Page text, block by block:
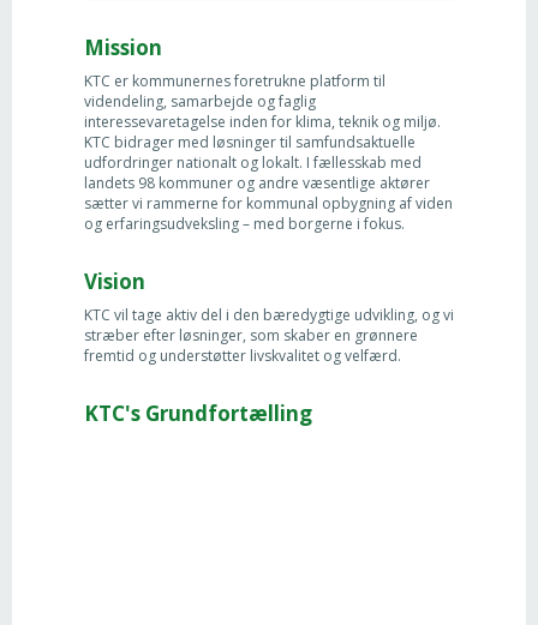
Mission
KTC er kommunernes foretrukne platform til
videndeling, samarbejde og faglig
interessevaretagelse inden for klima, teknik og miljø.
KTC bidrager med løsninger til samfundsaktuelle
udfordringer nationalt og lokalt. I fællesskab med
landets 98 kommuner og andre væsentlige aktører
sætter vi rammerne for kommunal opbygning af viden
og erfaringsudveksling – med borgerne i fokus.
Vision
KTC vil tage aktiv del i den bæredygtige udvikling, og vi
stræber efter løsninger, som skaber en grønnere
fremtid og understøtter livskvalitet og velfærd.
KTC's Grundfortælling